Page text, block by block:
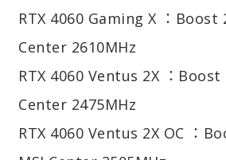
RTX 4060 Gaming X ：Boost
Center 2610MHz
RTX 4060 Ventus 2X ：Boost
Center 2475MHz
RTX 4060 Ventus 2X OC ：